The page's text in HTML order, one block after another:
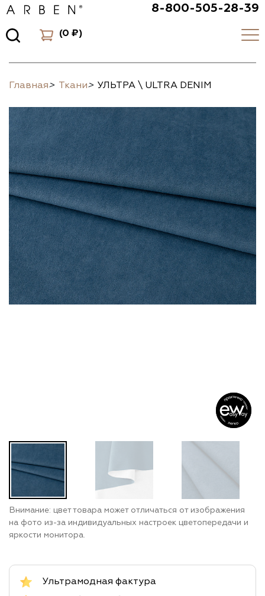
8-800-505-28-39
(0 ₽)
Главная> Ткани> УЛЬТРА \ ULTRA DENIM
Внимание: цвет товара может отличаться от изображения
на фото из-за индивидуальных настроек цветопередачи и
яркости монитора.
Ультрамодная фактура